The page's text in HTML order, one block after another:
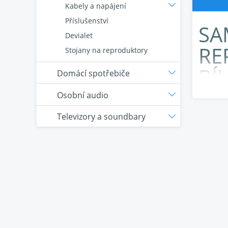
Kabely a napájení
Příslušenství
Devialet
Stojany na reproduktory
Domácí spotřebiče
Osobní audio
Televizory a soundbary